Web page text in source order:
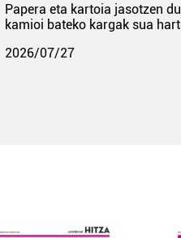
Papera eta kartoia jasotzen
kamioi bateko kargak sua
2026/07/27